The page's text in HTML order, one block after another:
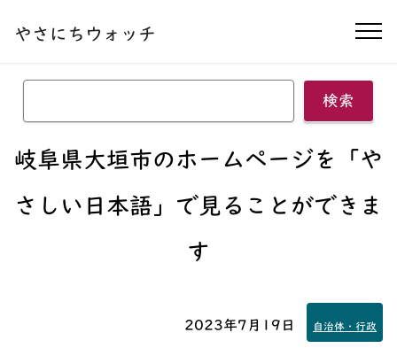
やさにちウォッチ ナ
検索
岐阜県大垣市のホームページを
「や
さしい日本語」 で見ることができま
す
2023年7月19日 自治体・行政